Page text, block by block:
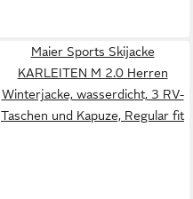
Maier Sports Skijacke
KARLEITEN M 2.0 Herren
Winterjacke, wasserdicht, 3 RV-
Taschen und Kapuze, Regular fit